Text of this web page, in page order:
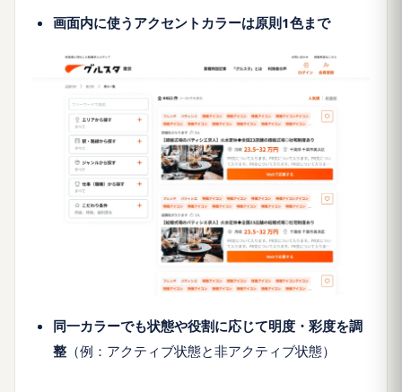
画面内に使うアクセントカラーは原則1色まで
同一カラーでも状態や役割に応じて明度・彩度を調
整 （例：アクティブ状態と非アクティブ状態）